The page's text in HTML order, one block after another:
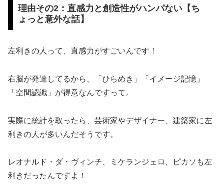
理由その2：直感力と創造性がハンパない【ち
ょっと意外な話】
左利きの人って、直感力がすごいんです！
右脳が発達してるから、「ひらめき」「イメージ記憶」
「空間認識」が得意なんですって。
実際に統計を取ったら、芸術家やデザイナー、建築家に左
利きの人が多いんだそうです。
レオナルド・ダ・ヴィンチ、ミケランジェロ、ピカソも左
利きだったんですよ！